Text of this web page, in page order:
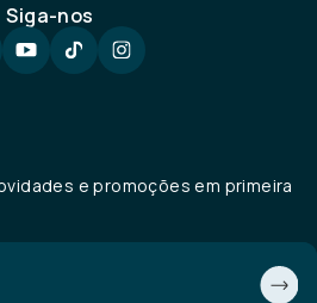
Siga-nos
e promoções em primeira